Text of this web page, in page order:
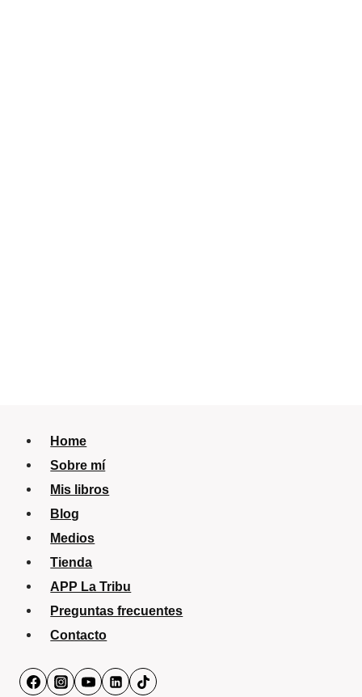
Home
Sobre mí
Mis libros
Blog
Medios
Tienda
APP La Tribu
Preguntas frecuentes
Contacto